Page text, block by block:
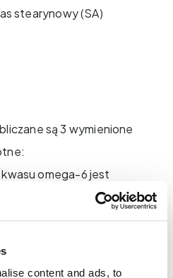
content and ads, to
stearynowy (SA)
są 3 wymienione
omega-6 jest
(DGLA+ AA) * 100 /